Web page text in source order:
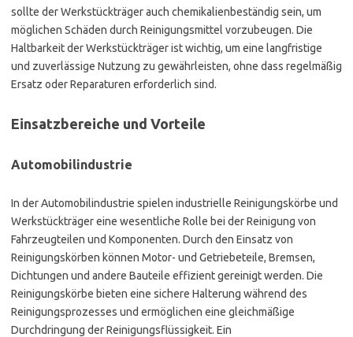
sollte der Werkstückträger auch chemikalienbeständig sein, um
möglichen Schäden durch Reinigungsmittel vorzubeugen. Die
Haltbarkeit der Werkstückträger ist wichtig, um eine langfristige
und zuverlässige Nutzung zu gewährleisten, ohne dass regelmäßig
Ersatz oder Reparaturen erforderlich sind.
Einsatzbereiche und Vorteile
Automobilindustrie
In der Automobilindustrie spielen industrielle Reinigungskörbe und
Werkstückträger eine wesentliche Rolle bei der Reinigung von
Fahrzeugteilen und Komponenten. Durch den Einsatz von
Reinigungskörben können Motor- und Getriebeteile, Bremsen,
Dichtungen und andere Bauteile effizient gereinigt werden. Die
Reinigungskörbe bieten eine sichere Halterung während des
Reinigungsprozesses und ermöglichen eine gleichmäßige
Durchdringung der Reinigungsflüssigkeit. Ein